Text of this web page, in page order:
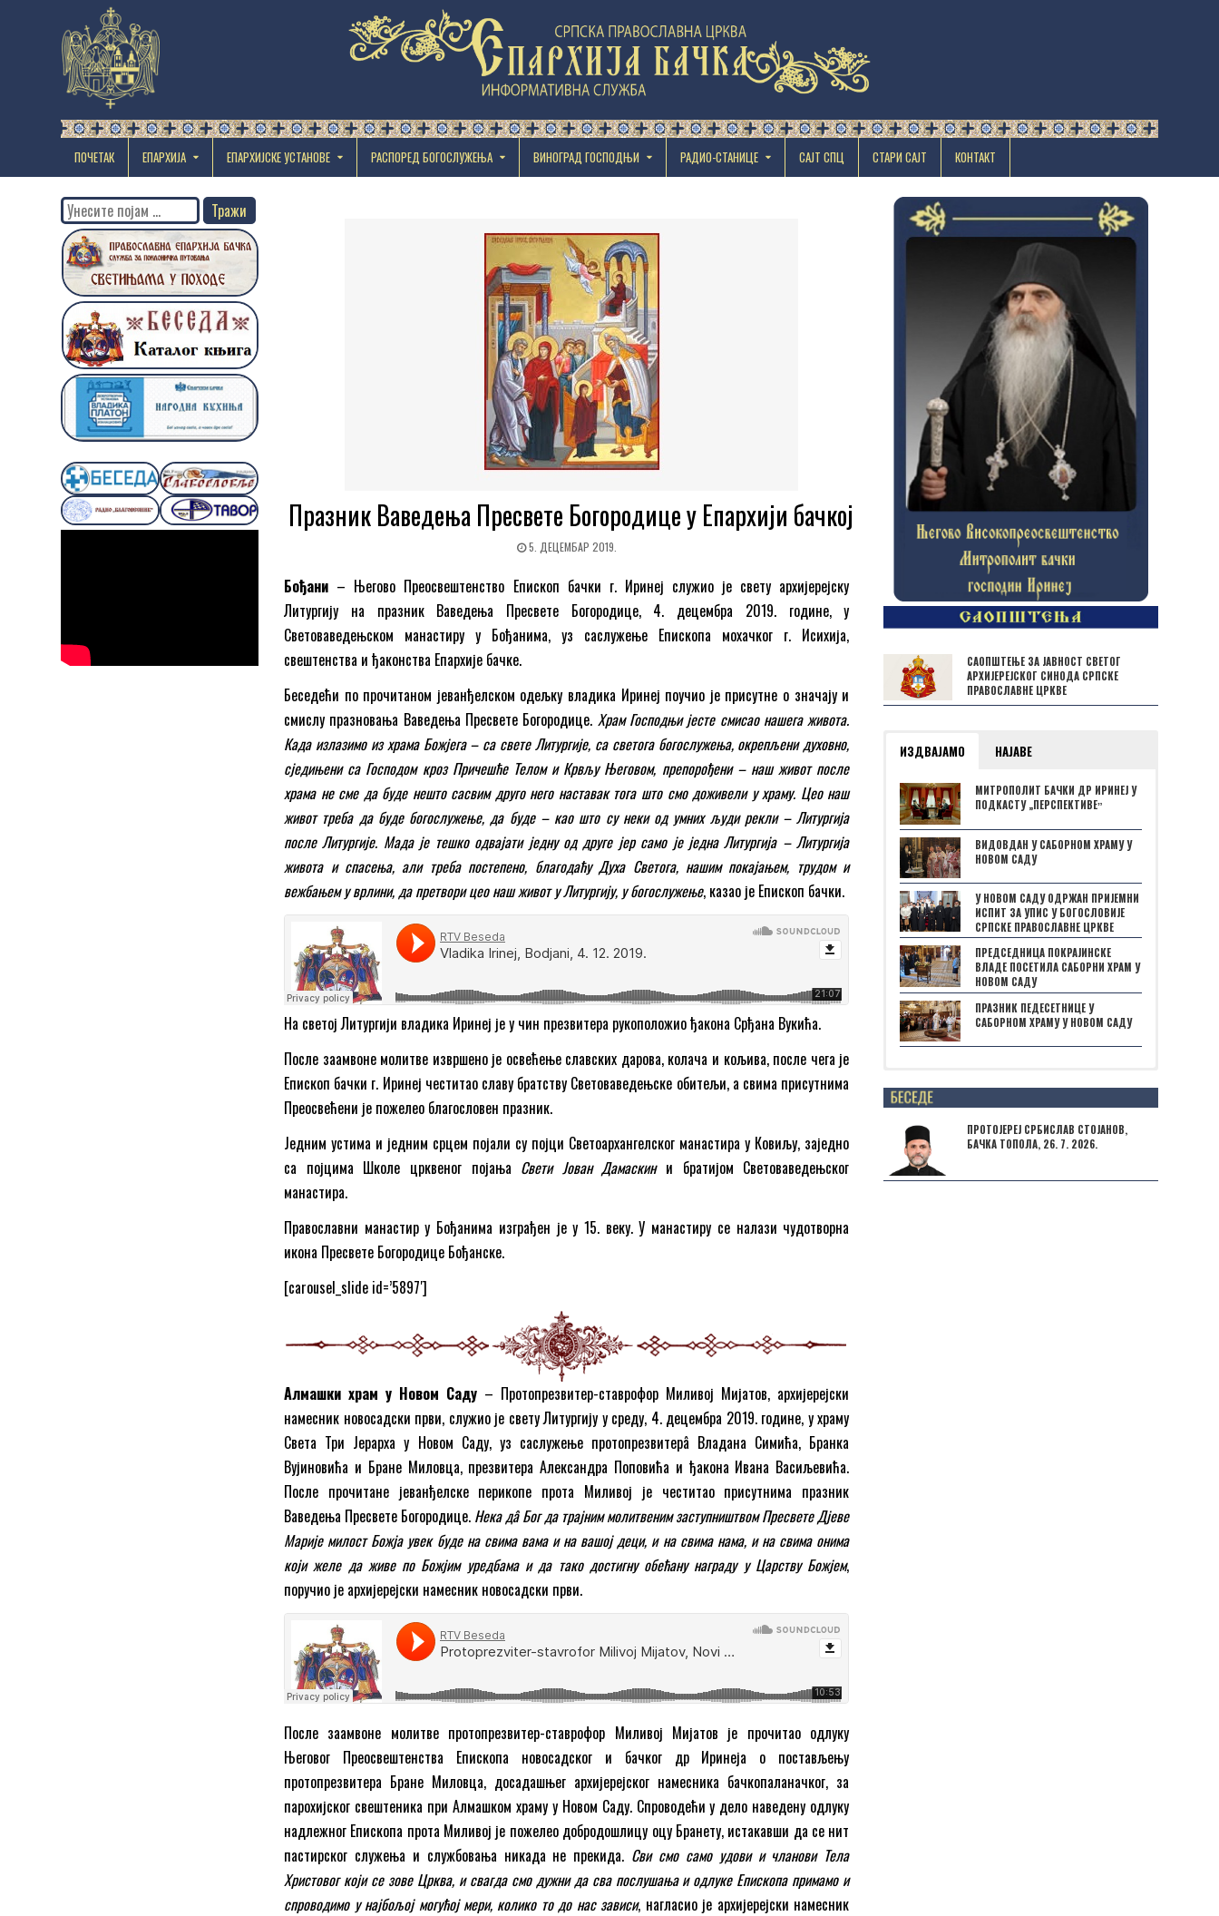
ПОЧЕТАК ЕПАРХИЈА EПАРХИЈСКЕ УСТАНОВЕ РАСПОРЕД БОГОСЛУЖЕЊА ВИНОГРАД ГОСПОДЊИ РАДИО-СТАНИЦЕ САЈТ СПЦ СТАРИ САЈТ КОНТАКТ
Празник Ваведења Пресвете Богородице у Епархији бачкој
5. ДЕЦЕМБАР 2019.
Бођани – Његово Преосвештенство Епископ бачки г. Иринеј служио је свету архијерејску
Литургију на празник Ваведења Пресвете Богородице, 4. децембра 2019. године, у
Световаведењском манастиру у Бођанима, уз саслужење Епископа мохачког г. Исихија,
свештенства и ђаконства Епархије бачке.
Беседећи по прочитаном јеванђелском одељку владика Иринеј поучио је присутне о значају и
смислу празновања Ваведења Пресвете Богородице. Храм Господњи јесте смисао нашега живота.
Када излазимо из храма Божјега – са свете Литургије, са светога богослужења, окрепљени духовно,
сједињени са Господом кроз Причешће Телом и Крвљу Његовом, препорођени – наш живот после
храма не сме да буде нешто сасвим друго него наставак тога што смо доживели у храму. Цео наш
живот треба да буде богослужење, да буде – као што су неки од умних људи рекли – Литургија
после Литургије. Мада је тешко одвајати једну од друге јер само је једна Литургија – Литургија
живота и спасења, али треба постепено, благодаћу Духа Светога, нашим покајањем, трудом и
вежбањем у врлини, да претвори цео наш живот у Литургију, у богослужење, казао је Епископ бачки.
На светој Литургији владика Иринеј је у чин презвитера рукоположио ђакона Срђана Вукића.
После заамвоне молитве извршено је освећење славских дарова, колача и кољива, после чега је
Епископ бачки г. Иринеј честитао славу братству Световаведењске обитељи, а свима присутнима
Преосвећени је пожелео благословен празник.
Једним устима и једним срцем појали су појци Светоархангелског манастира у Ковиљу, заједно
са појцима Школе црквеног појања Свети Јован Дамаскини братијом Световаведењског
манастира.
Православни манастир у Бођанима изграђен је у 15. веку. У манастиру се налази чудотворна
икона Пресвете Богородице Бођанске.
[carousel_slide id=’5897′]
Алмашки храм у Новом Саду – Протопрезвитер-ставрофор Миливој Мијатов, архијерејски
намесник новосадски први, служио је свету Литургију у среду, 4. децембра 2019. године, у храму
Света Три Јерарха у Новом Саду, уз саслужење протопрезвитерâ Владана Симића, Бранка
Вујиновића и Бране Миловца, презвитера Александра Поповића и ђакона Ивана Васиљевића.
После прочитане јеванђелске перикопе прота Миливој је честитао присутнима празник
Ваведења Пресвете Богородице. Нека дâ Бог да трајним молитвеним заступништвом Пресвете Дјеве
Марије милост Божја увек буде на свима вама и на вашој деци, и на свима нама, и на свима онима
који желе да живе по Божјим уредбама и да тако достигну обећану награду у Царству Божјем,
поручио је архијерејски намесник новосадски први.
После заамвоне молитве протопрезвитер-ставрофор Миливој Мијатов је прочитао одлуку
Његовог Преосвештенства Епископа новосадског и бачког др Иринеја о постављењу
протопрезвитера Бране Миловца, досадашњег архијерејског намесника бачкопаланачког, за
парохијског свештеника при Алмашком храму у Новом Саду. Спроводећи у дело наведену одлуку
надлежног Епископа прота Миливој је пожелео добродошлицу оцу Бранету, истакавши да се нит
пастирског служења и службовања никада не прекида. Сви смо само удови и чланови Тела
Христовог који се зове Црква, и свагда смо дужни да сва послушања и одлуке Епископа примамо и
спроводимо у најбољој могућој мери, колико то до нас зависи, нагласио је архијерејски намесник
Search
for:
САОПШТЕЊЕ ЗА ЈАВНОСТ СВЕТОГ
АРХИЈЕРЕЈСКОГ СИНОДА СРПСКЕ
ПРАВОСЛАВНЕ ЦРКВЕ
ИЗДВАЈАМО НАЈАВЕ
МИТРОПОЛИТ БАЧКИ ДР ИРИНЕЈ У
ПОДКАСТУ „ПЕРСПЕКТИВЕˮ
ВИДОВДАН У САБОРНОМ ХРАМУ У
НОВОМ САДУ
У НОВОМ САДУ ОДРЖАН ПРИЈЕМНИ
ИСПИТ ЗА УПИС У БОГОСЛОВИЈЕ
СРПСКЕ ПРАВОСЛАВНЕ ЦРКВЕ
ПРЕДСЕДНИЦА ПОКРАЈИНСКЕ
ВЛАДЕ ПОСЕТИЛА САБОРНИ ХРАМ У
НОВОМ САДУ
ПРАЗНИК ПЕДЕСЕТНИЦЕ У
САБОРНОМ ХРАМУ У НОВОМ САДУ
Posts not found
ПРОТОЈЕРЕЈ СРБИСЛАВ СТОЈАНОВ,
БАЧКА ТОПОЛА, 26. 7. 2026.